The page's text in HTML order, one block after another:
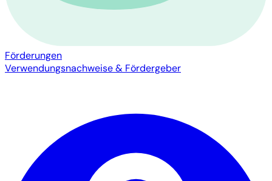
Förderungen
Verwendungsnachweise & Fördergeber